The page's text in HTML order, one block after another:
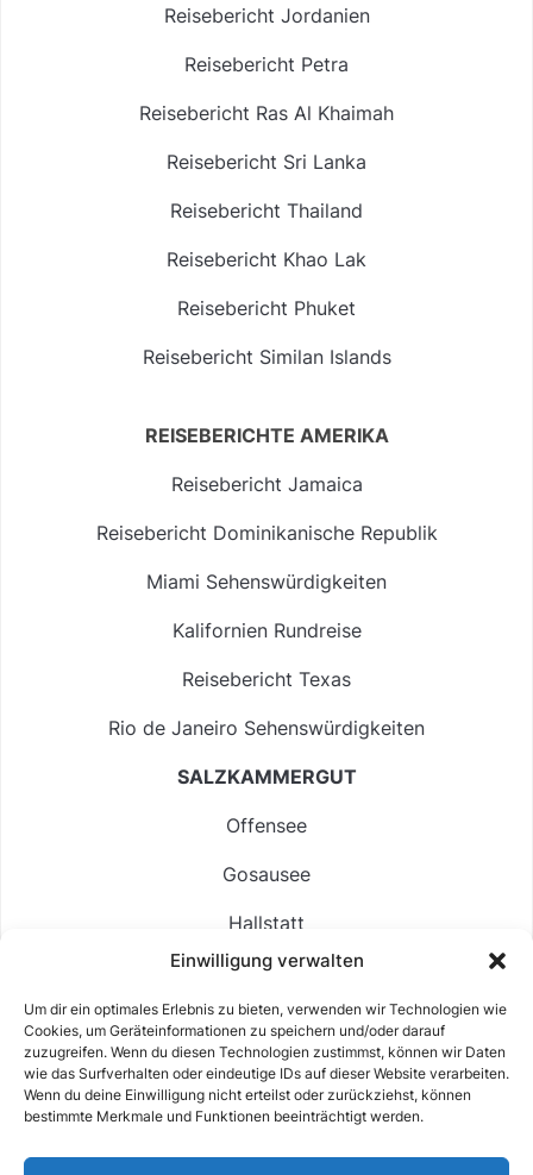
Einwilligung verwalten
Um dir ein optimales Erlebnis zu bieten, verwenden wir Technologien wie
Cookies, um Geräteinformationen zu speichern und/oder darauf
zuzugreifen. Wenn du diesen Technologien zustimmst, können wir Daten
wie das Surfverhalten oder eindeutige IDs auf dieser Website verarbeiten.
Wenn du deine Einwilligung nicht erteilst oder zurückziehst, können
bestimmte Merkmale und Funktionen beeinträchtigt werden.
Reisebericht Jordanien
Reisebericht Petra
Reisebericht Ras Al Khaimah
Reisebericht Sri Lanka
Reisebericht Thailand
Reisebericht Khao Lak
Reisebericht Phuket
Reisebericht Similan Islands
REISEBERICHTE AMERIKA
Reisebericht Jamaica
Reisebericht Dominikanische Republik
Miami Sehenswürdigkeiten
Kalifornien Rundreise
Reisebericht Texas
Rio de Janeiro Sehenswürdigkeiten
SALZKAMMERGUT
Offensee
Gosausee
Hallstatt
Langbathsee
Altausseer See
Hintersee